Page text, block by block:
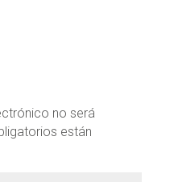
no será
están